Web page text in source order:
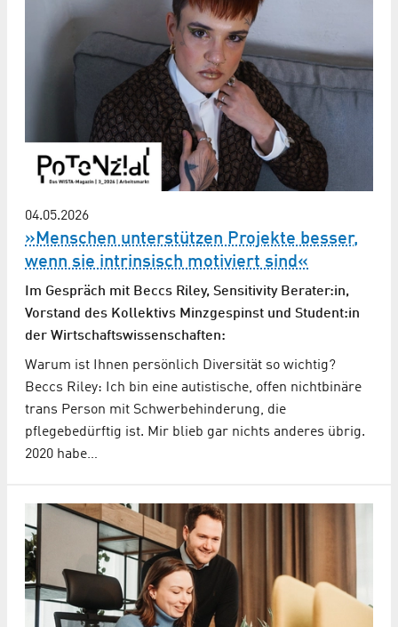
04.05.2026
»Menschen unterstützen Projekte besser,
wenn sie intrinsisch motiviert sind«
Im Gespräch mit Beccs Riley, Sensitivity Berater:in,
Vorstand des Kollektivs Minzgespinst und Student:in
der Wirtschafts­wissenschaften:
Warum ist Ihnen persönlich Diversität so wichtig?
Beccs Riley: Ich bin eine autistische, offen nichtbinäre
trans Person mit Schwerbehinderung, die
pflegebedürftig ist. Mir blieb gar nichts anderes übrig.
2020 habe…